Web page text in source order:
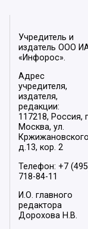
Учредитель и
издатель ООО
«Инфорос».
Адрес
учредителя,
издателя,
редакции:
117218, Россия,
Москва, ул.
д.13, кор. 2
Телефон: +7
718-84-11
И.О. главного
редактора
Дорохова Н.В.